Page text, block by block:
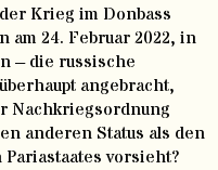
Krieg im Donbass
24. Februar 2022, in
– die russische
angebracht,
Nachkriegsordnung
anderen Status als den
vorsieht?